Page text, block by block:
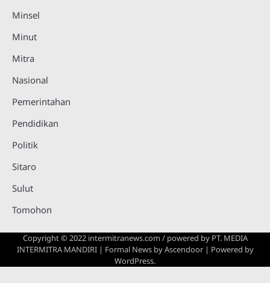
Minsel
Minut
Mitra
Nasional
Pemerintahan
Pendidikan
Politik
Sitaro
Sulut
Tomohon
Copyright © 2022 intermitranews.com / powered by PT. MEDIA
INTERMITRA MANDIRI| Formal News byAscendoor| Powered by
WordPress.